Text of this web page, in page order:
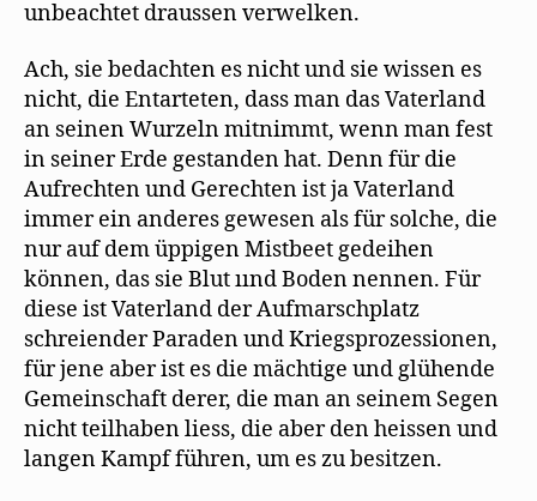
unbeachtet draussen verwelken.
Ach, sie bedachten es nicht und sie wissen es
nicht, die Entarteten, dass man das Vaterland
an seinen Wurzeln mitnimmt, wenn man fest
in seiner Erde gestanden hat. Denn für die
Aufrechten und Gerechten ist ja Vaterland
immer ein anderes gewesen als für solche, die
nur auf dem üppigen Mistbeet gedeihen
können, das sie Blut ıınd Boden nennen. Für
diese ist Vaterland der Aufmarschplatz
schreiender Paraden und Kriegsprozessionen,
für jene aber ist es die mächtige und glühende
Gemeinschaft derer, die man an seinem Segen
nicht teilhaben liess, die aber den heissen und
langen Kampf führen, um es zu besitzen.